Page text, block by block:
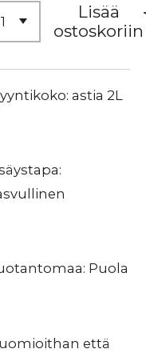
Lisää
ostoskoriin
astia 2L
Puola
että